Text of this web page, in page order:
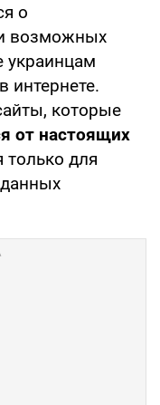
о
возможных
украинцам
интернете.
которые
от настоящих
только для